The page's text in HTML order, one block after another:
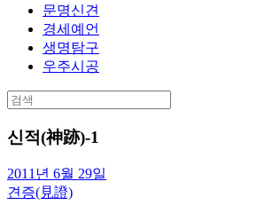
문명신견
경세예언
생명탐구
우주시공
Search
for:
신적(神跡)-1
2011년 6월 29일
견증(見證)